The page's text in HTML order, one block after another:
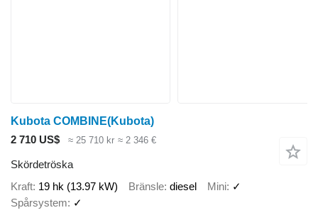
Kubota COMBINE(Kubota)
2 710 US$
≈ 25 710 kr ≈ 2 346 €
Skördetröska
Kraft 19 hk (13.97 kW) Bränsle diesel Mini ✓
Spårsystem
✓